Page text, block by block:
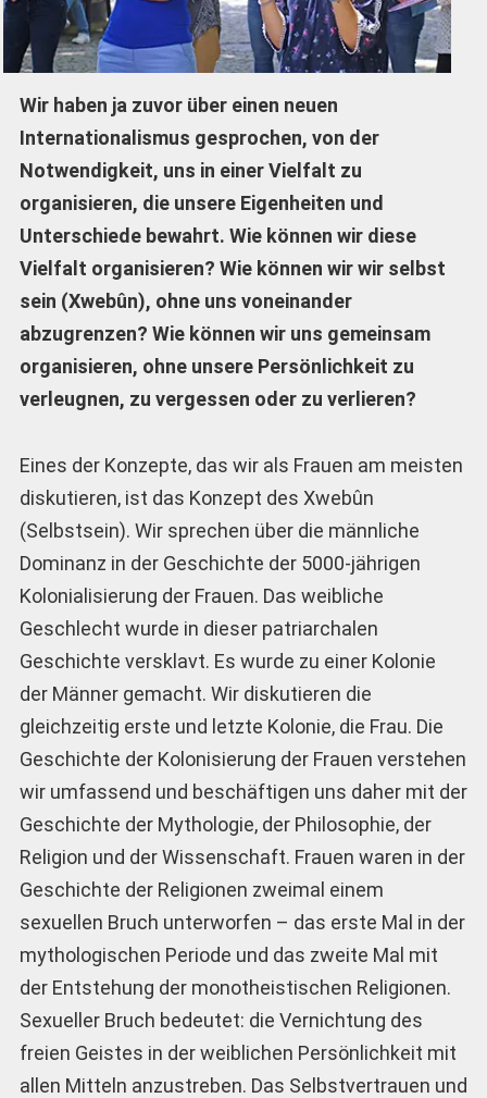
Wir haben ja zuvor über einen neuen
Internationalismus gesprochen, von der
Notwendigkeit, uns in einer Vielfalt zu
organisieren, die unsere Eigenheiten und
Unterschiede bewahrt. Wie können wir diese
Vielfalt organisieren? Wie können wir wir selbst
sein (Xwebûn), ohne uns voneinander
abzugrenzen? Wie können wir uns gemeinsam
organisieren, ohne unsere Persönlichkeit zu
verleugnen, zu vergessen oder zu verlieren?
Eines der Konzepte, das wir als Frauen am meisten
diskutieren, ist das Konzept des Xwebûn
(Selbstsein). Wir sprechen über die männliche
Dominanz in der Geschichte der 5000-jährigen
Kolonialisierung der Frauen. Das weibliche
Geschlecht wurde in dieser patriarchalen
Geschichte versklavt. Es wurde zu einer Kolonie
der Männer gemacht. Wir diskutieren die
gleichzeitig erste und letzte Kolonie, die Frau. Die
Geschichte der Kolonisierung der Frauen verstehen
wir umfassend und beschäftigen uns daher mit der
Geschichte der Mythologie, der Philosophie, der
Religion und der Wissenschaft. Frauen waren in der
Geschichte der Religionen zweimal einem
sexuellen Bruch unterworfen – das erste Mal in der
mythologischen Periode und das zweite Mal mit
der Entstehung der monotheistischen Religionen.
Sexueller Bruch bedeutet: die Vernichtung des
freien Geistes in der weiblichen Persönlichkeit mit
allen Mitteln anzustreben. Das Selbstvertrauen und